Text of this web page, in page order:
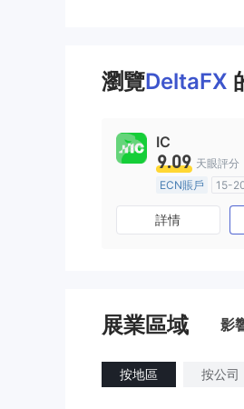
瀏覽DeltaFX
IC
9.09 天眼評分
ECN賬戶
15-
澳大利亞監管
主標MT4
詳情
展業區域 影
按地區 按公司